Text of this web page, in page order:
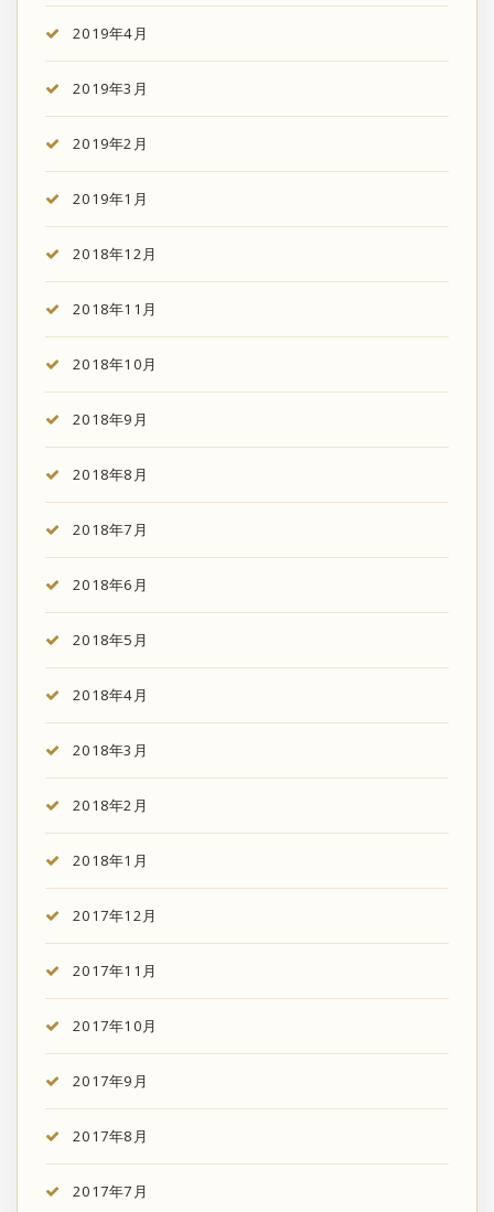
2019年4月
2019年3月
2019年2月
2019年1月
2018年12月
2018年11月
2018年10月
2018年9月
2018年8月
2018年7月
2018年6月
2018年5月
2018年4月
2018年3月
2018年2月
2018年1月
2017年12月
2017年11月
2017年10月
2017年9月
2017年8月
2017年7月